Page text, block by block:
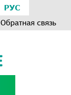
РУС
Обратная связь